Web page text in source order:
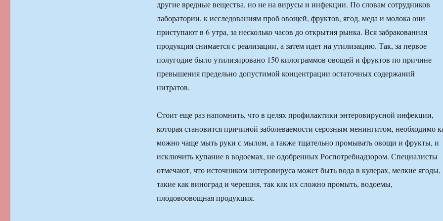
другие вредные вещества, но не на вирусы и инфекции. По словам сотрудников
лаборатории, к исследованиям проб овощей, фруктов, ягод, меда и молока они
приступают в 6 утра, за несколько часов до открытия рынка. Вся забракованная
продукция снимается с реализации, а затем идет на утилизацию. Так, за первое
полугодие было утилизировано 150 килограммов овощей и фруктов по причине
превышения предельно допустимой концентрации остаточных содержаний
нитратов.
Стоит еще раз напомнить, что в целях профилактики энтеровирусной инфекции,
которая становится причиной заболеваемости серозным менингитом, необходимо
можно чаще мыть руки с мылом, а также тщательно промывать овощи и фрукты, и
исключить купание в водоемах, не одобренных Роспотребнадзором. Специалисты
отмечают, что источником энтеровируса может быть вода в кулерах, мелкие ягоды,
такие как виноград и черешня, так как их сложно промыть, водоемы,
плодовоовощная продукция.